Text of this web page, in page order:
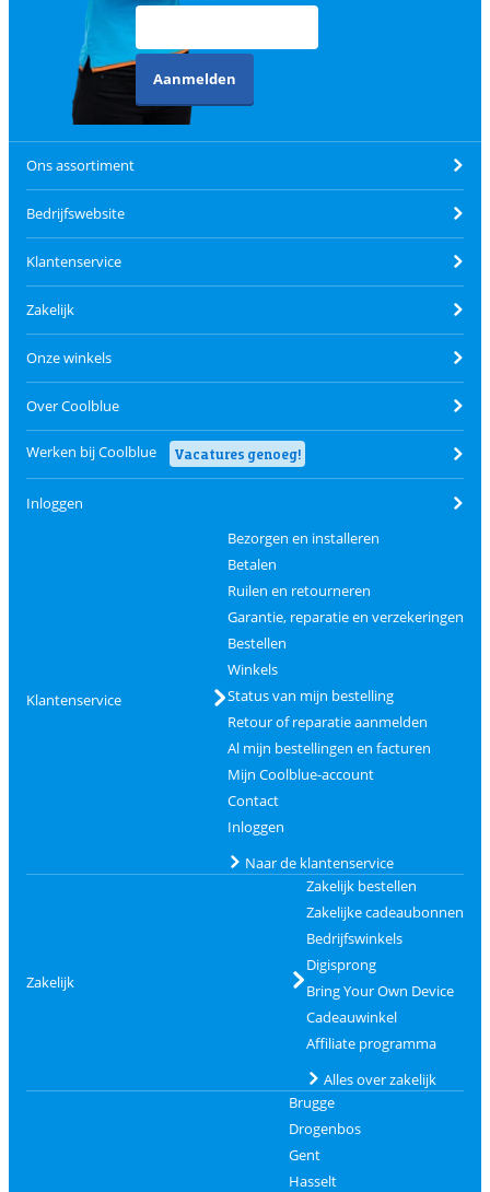
Aanmelden
Ons assortiment
Bedrijfswebsite
Klantenservice
Zakelijk
Onze winkels
Over Coolblue
Werken bij Coolblue Vacatures genoeg!
Inloggen
Klantenservice
Bezorgen en installeren
Betalen
Ruilen en retourneren
Garantie, reparatie en verzekeringen
Bestellen
Winkels
Status van mijn bestelling
Retour of reparatie aanmelden
Al mijn bestellingen en facturen
Mijn Coolblue-account
Contact
Inloggen
Naar de klantenservice
Zakelijk
Zakelijk bestellen
Zakelijke cadeaubonnen
Bedrijfswinkels
Digisprong
Bring Your Own Device
Cadeauwinkel
Affiliate programma
Alles over zakelijk
Brugge
Drogenbos
Gent
Hasselt